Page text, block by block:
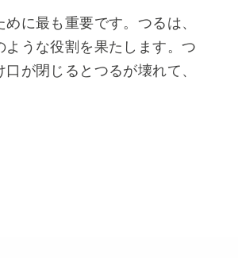
に最も重要です。つるは、
うな役割を果たします。つ
が閉じるとつるが壊れて、